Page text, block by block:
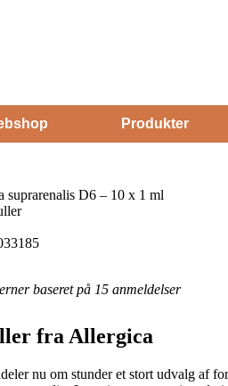
Produkter
suprarenalis D6 – 10 x 1 ml
baseret på 15 anmeldelser
fra Allergica
nu om stunder et stort udvalg af